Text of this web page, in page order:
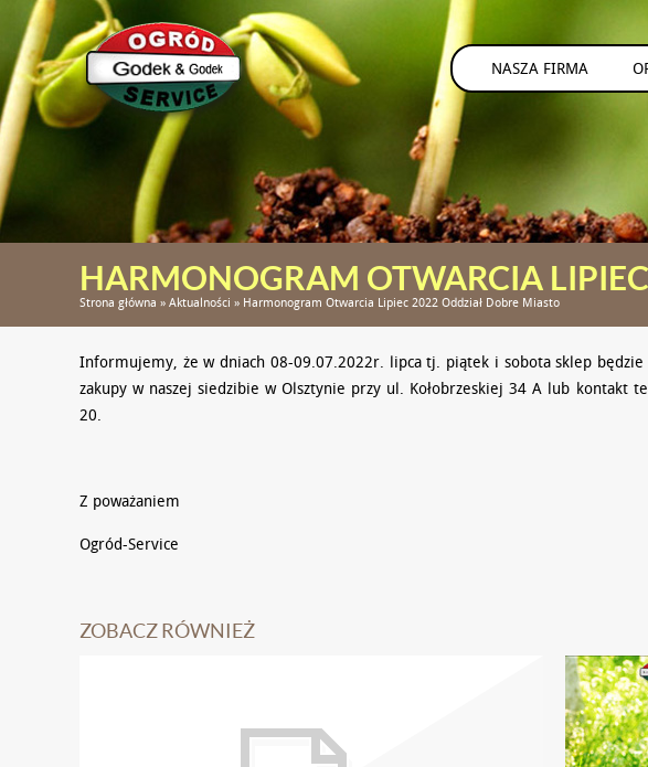
NASZA FIRMA
HARMONOGRAM OTWARCIA
MIASTO
Strona główna » Aktualności » Harmonogram Otwarcia Lipiec 2022 Oddział Dobre Miasto
Informujemy, że w dniach 08-09.07.2022r. lipca tj. piątek i sobota sklep
zakupy w naszej siedzibie w Olsztynie przy ul. Kołobrzeskiej 34 A lub
20.
Z poważaniem
Ogród-Service
ZOBACZ RÓWNIEŻ